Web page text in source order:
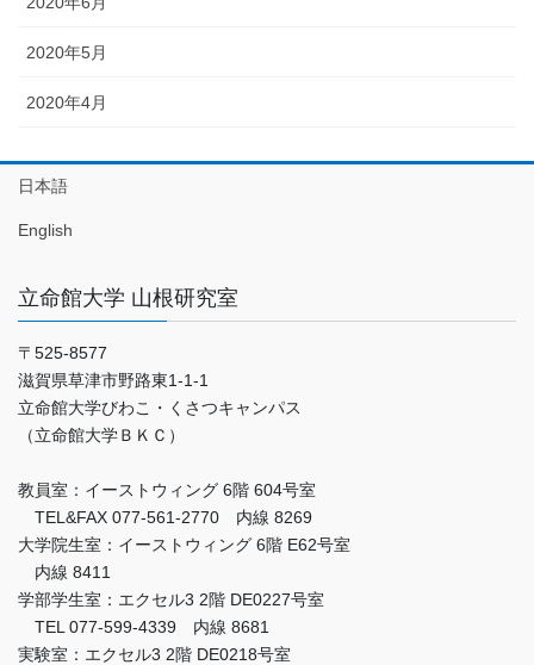
2020年5月
2020年4月
日本語
English
立命館大学 山根研究室
〒525-8577
滋賀県草津市野路東1-1-1
立命館大学びわこ・くさつキャンパス
（立命館大学ＢＫＣ）
教員室：イーストウィング 6階 604号室
TEL&FAX 077-561-2770 内線 8269
大学院生室：イーストウィング 6階 E62号室
内線 8411
学部学生室：エクセル3 2階 DE0227号室
TEL 077-599-4339 内線 8681
実験室：エクセル3 2階 DE0218号室